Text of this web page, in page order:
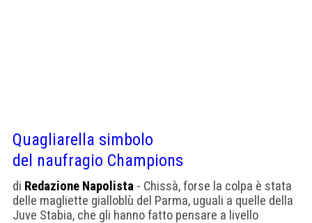
Quagliarella simbolo
del naufragio Champions
di Redazione Napolista - Chissà, forse la colpa è stata
delle magliette gialloblù del Parma, uguali a quelle della
Juve Stabia, che gli hanno fatto pensare a livello